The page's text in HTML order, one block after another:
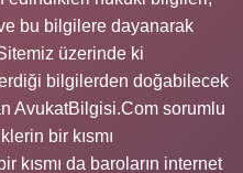
bu bilgilere dayanarak
üzerinde ki
bilgilerden doğabilecek
AvukatBilgisi.Com sorumlu
bir kısmı
kısmı da baroların internet